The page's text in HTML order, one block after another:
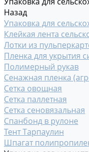
Назад
Упаковка для
Клейкая лента
Лотки из
Пленка для укрытия
Полимерный рукав
Сенажная пленка
Сетка овощная
Сетка паллетная
Сетка сеновязальная
Спанбонд в рулоне
Тент Тарпаулин
Шпагат